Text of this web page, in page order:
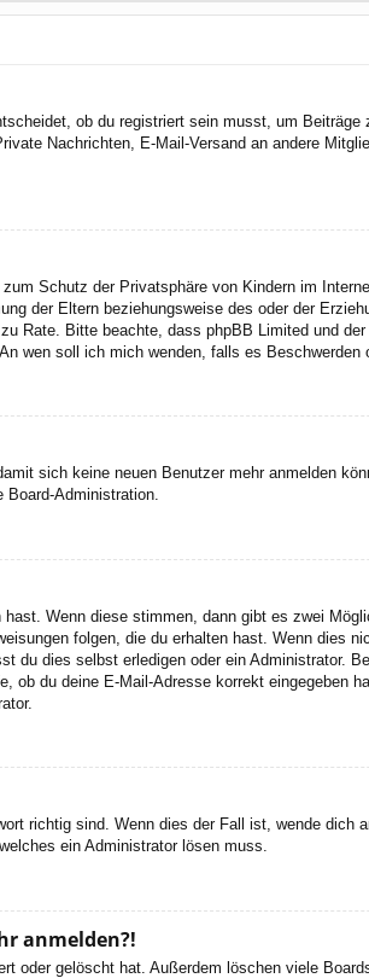
ob du registriert sein musst, um
Nachrichten, E-Mail-Versand an andere
Schutz der Privatsphäre von Kindern im
der Eltern beziehungsweise des oder der
Rate. Bitte beachte, dass phpBB Limited und
wen soll ich mich wenden, falls es Beschwerden
sich keine neuen Benutzer mehr anmelden
Board-Administration.
Wenn diese stimmen, dann gibt es zwei
folgen, die du erhalten hast. Wenn dies
du dies selbst erledigen oder ein Administrator.
ob du deine E-Mail-Adresse korrekt eingegeben
richtig sind. Wenn dies der Fall ist, wende dich
ein Administrator lösen muss.
anmelden?!
gelöscht hat. Außerdem löschen viele